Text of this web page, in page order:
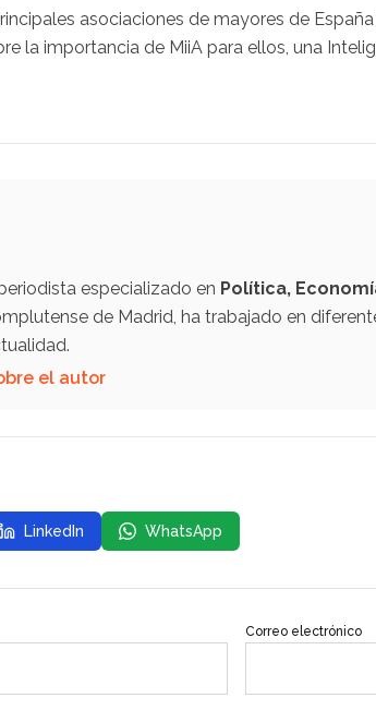
asociaciones de mayores de
la importancia de MiiA para ellos, una
especializado en Política,
de Madrid, ha trabajado en
el autor
LinkedIn WhatsApp
Correo electrónico